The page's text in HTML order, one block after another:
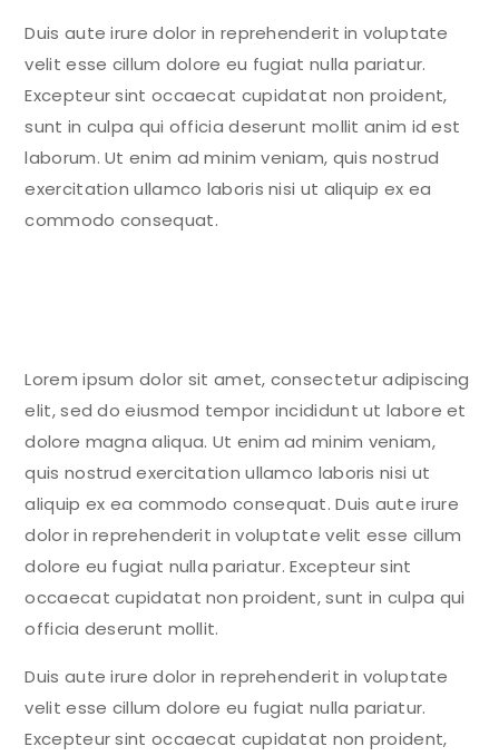
Duis aute irure dolor in reprehenderit in voluptate
velit esse cillum dolore eu fugiat nulla pariatur.
Excepteur sint occaecat cupidatat non proident,
sunt in culpa qui officia deserunt mollit anim id est
laborum. Ut enim ad minim veniam, quis nostrud
exercitation ullamco laboris nisi ut aliquip ex ea
commodo consequat.
Lorem ipsum dolor sit amet, consectetur adipiscing
elit, sed do eiusmod tempor incididunt ut labore et
dolore magna aliqua. Ut enim ad minim veniam,
quis nostrud exercitation ullamco laboris nisi ut
aliquip ex ea commodo consequat. Duis aute irure
dolor in reprehenderit in voluptate velit esse cillum
dolore eu fugiat nulla pariatur. Excepteur sint
occaecat cupidatat non proident, sunt in culpa qui
officia deserunt mollit.
Duis aute irure dolor in reprehenderit in voluptate
velit esse cillum dolore eu fugiat nulla pariatur.
Excepteur sint occaecat cupidatat non proident,